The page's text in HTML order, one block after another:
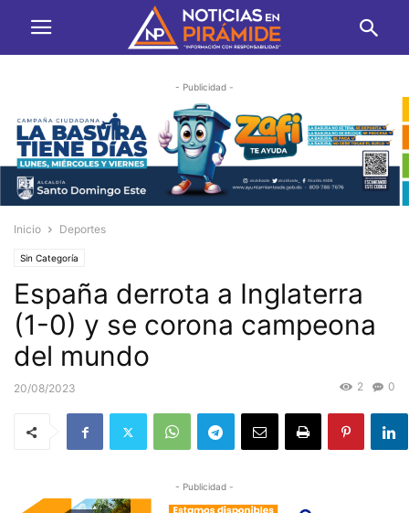
- Publicidad -
Inicio Deportes
Sin Categoría
España derrota a Inglaterra
(1-0) y se corona campeona
del mundo
20/08/2023 0
2
- Publicidad -